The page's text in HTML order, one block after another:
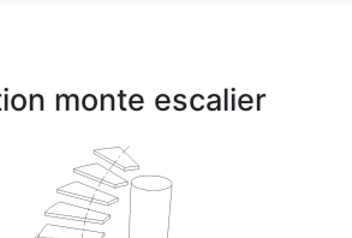
monte escalier